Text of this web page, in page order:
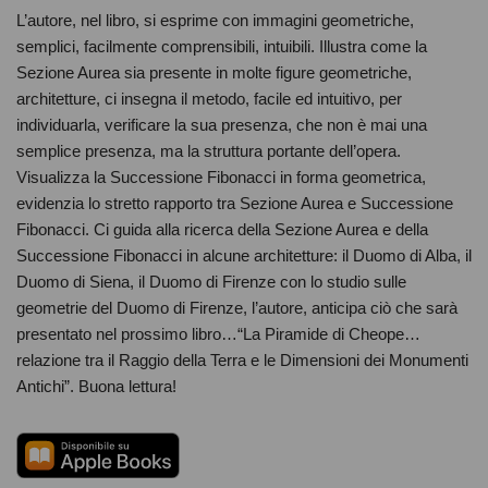
L’autore, nel libro, si esprime con immagini geometriche,
semplici, facilmente comprensibili, intuibili. Illustra come la
Sezione Aurea sia presente in molte figure geometriche,
architetture, ci insegna il metodo, facile ed intuitivo, per
individuarla, verificare la sua presenza, che non è mai una
semplice presenza, ma la struttura portante dell’opera.
Visualizza la Successione Fibonacci in forma geometrica,
evidenzia lo stretto rapporto tra Sezione Aurea e Successione
Fibonacci. Ci guida alla ricerca della Sezione Aurea e della
Successione Fibonacci in alcune architetture: il Duomo di Alba, il
Duomo di Siena, il Duomo di Firenze con lo studio sulle
geometrie del Duomo di Firenze, l’autore, anticipa ciò che sarà
presentato nel prossimo libro…“La Piramide di Cheope…
relazione tra il Raggio della Terra e le Dimensioni dei Monumenti
Antichi”. Buona lettura!